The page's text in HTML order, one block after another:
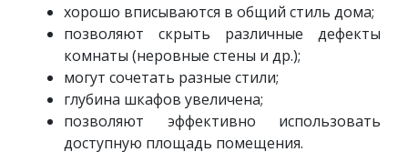
хорошо вписываются в общий стиль дома;
позволяют скрыть различные дефекты
комнаты (неровные стены и др.);
могут сочетать разные стили;
глубина шкафов увеличена;
позволяют эффективно использовать
доступную площадь помещения.